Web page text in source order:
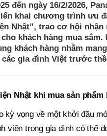
đến ngày 16/2/2026,
khai chương trình ưu
Nhật”, trao cơ hội nhận
khách hàng mua
khách hàng nhằm
gia đình Việt trước
Nhật khi mua sản
kỳ vọng về một khởi đầu
viên trong gia đình có thể